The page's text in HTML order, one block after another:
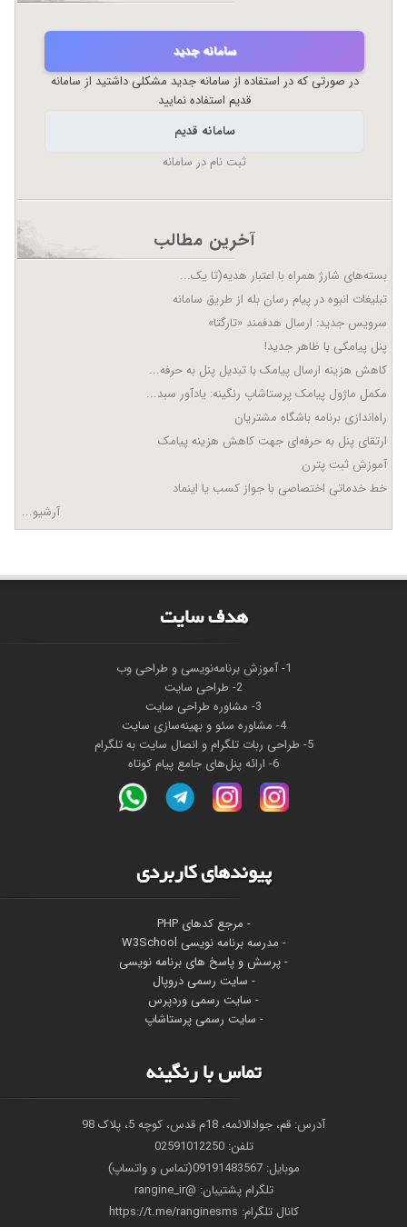
سامانه جدید
در صورتی که در استفاده از سامانه جدید مشکلی داشتید از سامانه
قدیم استفاده نمایید
سامانه قدیم
ثبت نام در سامانه
آخرین مطالب
بسته‌های شارژ همراه با اعتبار هدیه(تا یک...
تبلیغات انبوه در پیام رسان بله از طریق سامانه
سرویس جدید: ارسال هدفمند «تارگتا»
پنل پیامکی با ظاهر جدید!
کاهش هزینه ارسال پیامک با تبدیل پنل به حرفه...
مکمل ماژول پیامک پرستاشاپ رنگینه: یادآور سبد...
راه‌اندازی برنامه باشگاه مشتریان
ارتقای پنل به حرفه‌ای جهت کاهش هزینه پیامک
آموزش ثبت پترن
خط خدماتی اختصاصی با جواز کسب یا اینماد
آرشیو...
هدف سايت
1- آموزش برنامه‌نویسی و طراحی وب
2- طراحی سایت
3- مشاوره طراحی سایت
4- مشاوره سئو و بهینه‌سازی سایت
5- طراحی ربات تلگرام و انصال سایت به تلگرام
6- ارائه پنل‌های جامع پیام کوتاه
پیوندهای کاربردی
- مرجع کدهای PHP
- مدرسه برنامه نویسی W3School
- پرسش و پاسخ های برنامه نویسی
- سایت رسمی دروپال
- سایت رسمی وردپرس
- سایت رسمی پرستاشاپ
تماس با رنگینه
آدرس: قم، جوادالائمه، 18م قدس، کوچه 5، پلاک 98
تلفن: 02591012250
موبایل: 09191483567(تماس و واتساپ)
تلگرام پشتیبان: @rangine_ir
کانال تلگرام: https://t.me/ranginesms